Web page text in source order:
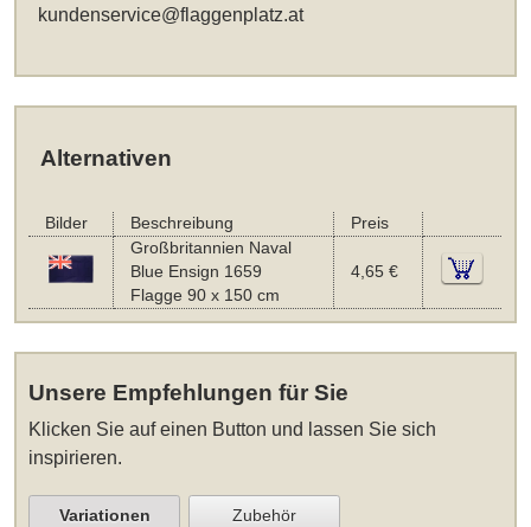
kundenservice@flaggenplatz.at
Alternativen
Bilder Beschreibung
Preis
Großbritannien Naval
Blue Ensign 1659
Flagge 90 x 150 cm
4,65 €
Unsere Empfehlungen für Sie
Klicken Sie auf einen Button und lassen Sie sich
inspirieren.
Variationen Zubehör